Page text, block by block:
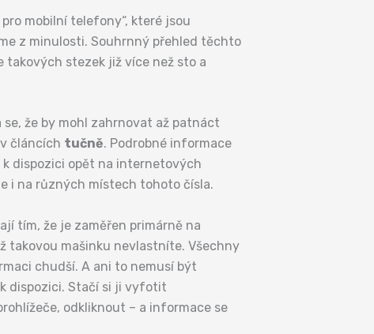
mobilní telefony“, které jsou
z minulosti. Souhrnný přehled těchto
stezek již více než sto a
že by mohl zahrnovat až patnáct
článcích tučně. Podrobné informace
dispozici opět na internetových
i na různých místech tohoto čísla.
tím, že je zaměřen primárně na
takovou mašinku nevlastníte. Všechny
chudší. A ani to nemusí být
dispozici. Stačí si ji vyfotit
odkliknout – a informace se